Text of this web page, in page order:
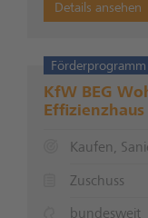
Details ansehen
KfW BEG
Effizienzhaus
Kaufen,
Zuschuss
bundesweit